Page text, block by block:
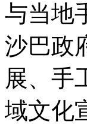
与当地
沙巴政
展、手
域文化